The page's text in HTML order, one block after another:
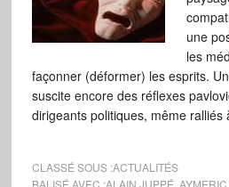
une
les
façonner (déformer) les esprits.
suscite encore des réflexes
dirigeants politiques, même
CLASSÉ SOUS :ACTUALITÉS
BALISÉ AVEC :ALAIN JUPPÉ